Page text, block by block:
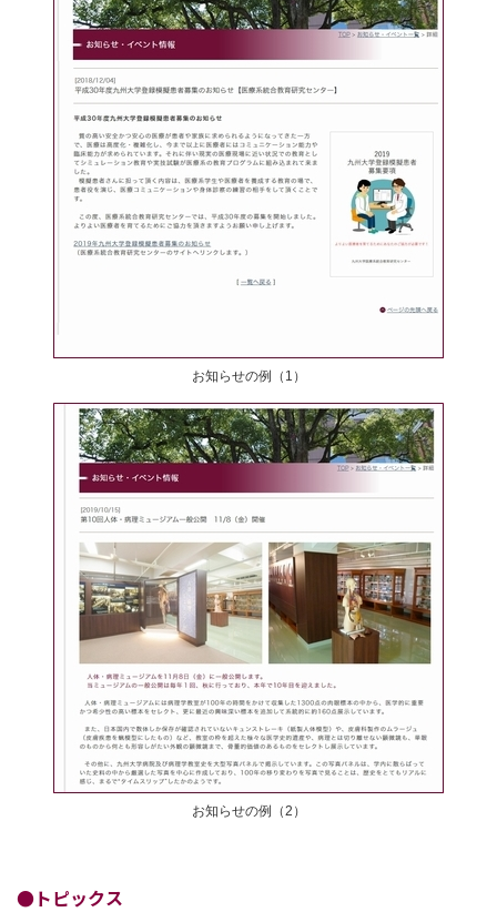
お知らせの例（1）
お知らせの例（2）
●トピックス